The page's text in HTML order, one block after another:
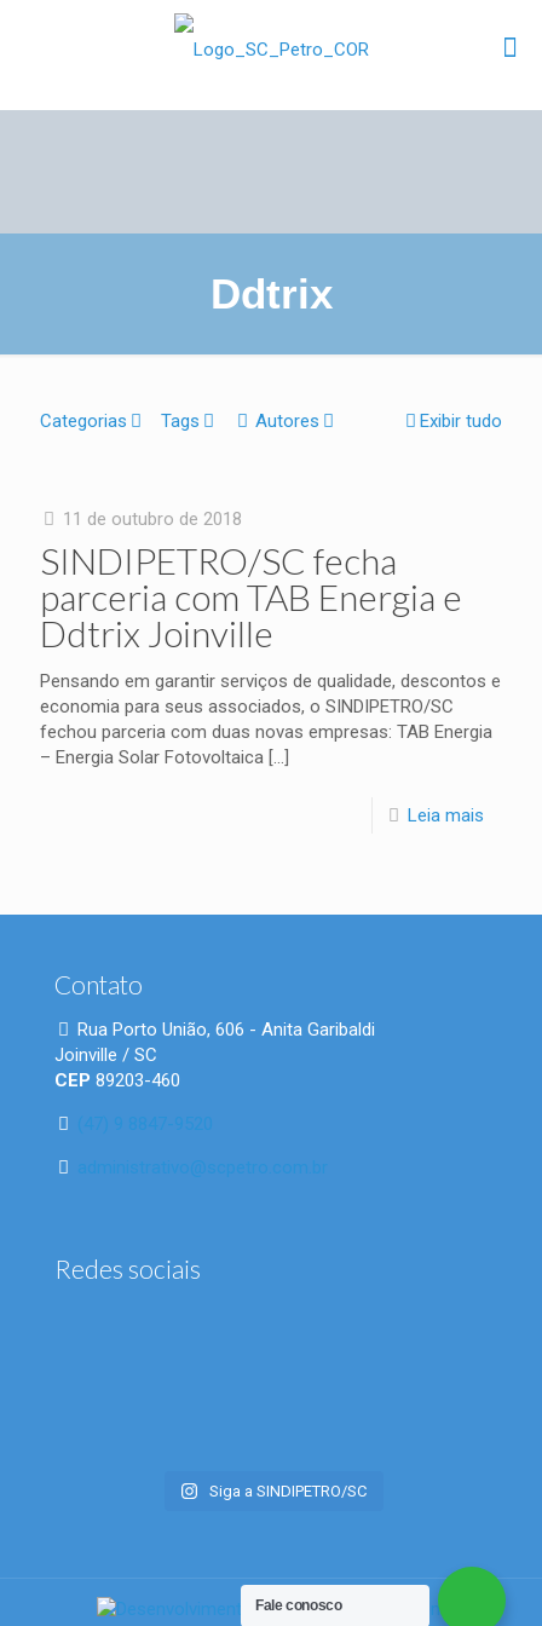
Ddtrix
Categorias Tags Autores Exibir tudo
11 de outubro de 2018
SINDIPETRO/SC fecha
parceria com TAB Energia e
Ddtrix Joinville
Pensando em garantir serviços de qualidade, descontos e
economia para seus associados, o SINDIPETRO/SC
fechou parceria com duas novas empresas: TAB Energia
– Energia Solar Fotovoltaica […]
Leia mais
Contato
Rua Porto União, 606 - Anita Garibaldi
Joinville / SC
CEP 89203-460
(47) 9 8847-9520
administrativo@scpetro.com.br
Redes sociais
Siga a SINDIPETRO/SC
Fale conosco